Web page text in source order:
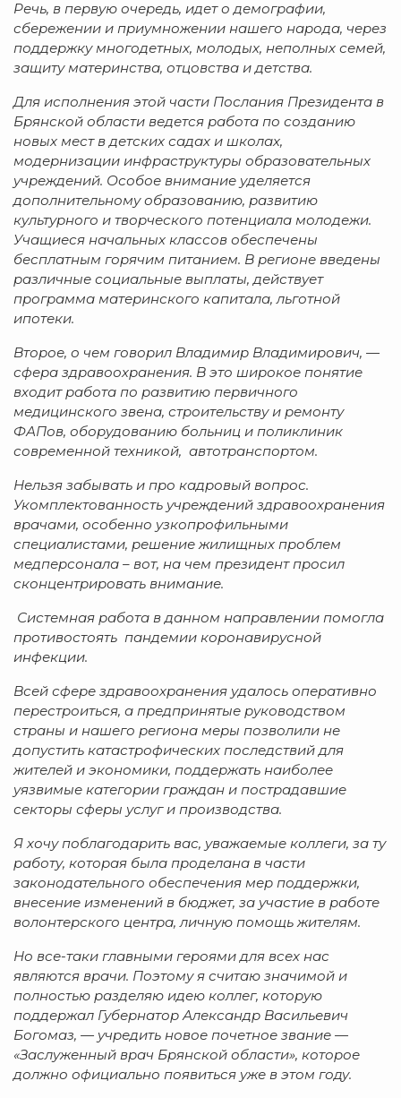
Речь, в первую очередь, идет о демографии,
сбережении и приумножении нашего народа, через
поддержку многодетных, молодых, неполных семей,
защиту материнства, отцовства и детства.
Для исполнения этой части Послания Президента в
Брянской области ведется работа по созданию
новых мест в детских садах и школах,
модернизации инфраструктуры образовательных
учреждений. Особое внимание уделяется
дополнительному образованию, развитию
культурного и творческого потенциала молодежи.
Учащиеся начальных классов обеспечены
бесплатным горячим питанием. В регионе введены
различные социальные выплаты, действует
программа материнского капитала, льготной
ипотеки.
Второе, о чем говорил Владимир Владимирович, —
сфера здравоохранения. В это широкое понятие
входит работа по развитию первичного
медицинского звена, строительству и ремонту
ФАПов, оборудованию больниц и поликлиник
современной техникой, автотранспортом.
Нельзя забывать и про кадровый вопрос.
Укомплектованность учреждений здравоохранения
врачами, особенно узкопрофильными
специалистами, решение жилищных проблем
медперсонала – вот, на чем президент просил
сконцентрировать внимание.
Системная работа в данном направлении помогла
противостоять пандемии коронавирусной
инфекции.
Всей сфере здравоохранения удалось оперативно
перестроиться, а предпринятые руководством
страны и нашего региона меры позволили не
допустить катастрофических последствий для
жителей и экономики, поддержать наиболее
уязвимые категории граждан и пострадавшие
секторы сферы услуг и производства.
Я хочу поблагодарить вас, уважаемые коллеги, за ту
работу, которая была проделана в части
законодательного обеспечения мер поддержки,
внесение изменений в бюджет, за участие в работе
волонтерского центра, личную помощь жителям.
Но все-таки главными героями для всех нас
являются врачи. Поэтому я считаю значимой и
полностью разделяю идею коллег, которую
поддержал Губернатор Александр Васильевич
Богомаз, — учредить новое почетное звание —
«Заслуженный врач Брянской области», которое
должно официально появиться уже в этом году.